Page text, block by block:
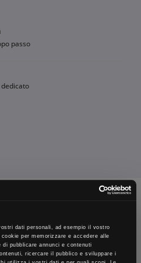
dati personali, ad esempio il vostro
per memorizzare e accedere alle
pubblicare annunci e contenuti
ricercare il pubblico e sviluppare i
passo